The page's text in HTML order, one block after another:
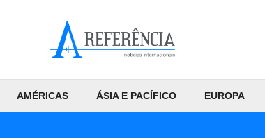
AMÉRICAS ÁSIA E PACÍFICO EUROPA